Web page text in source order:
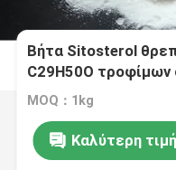
Βήτα Sitosterol
C29H50O
MOQ：1kg
Καλύτερη τιμή